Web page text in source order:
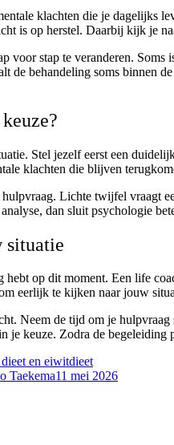
klachten die je dagelijks
is op herstel. Daarbij kijk je
voor stap te veranderen.
de behandeling soms binnen
Stel jezelf eerst een
klachten die blijven
Lichte twijfel vraagt
dan sluit psychologie
situatie
hebt op dit moment. Een life
eerlijk te kijken naar jouw
Neem de tijd om je
keuze. Zodra de begeleiding
en eiwitdieet
Taekema11 mei 2026